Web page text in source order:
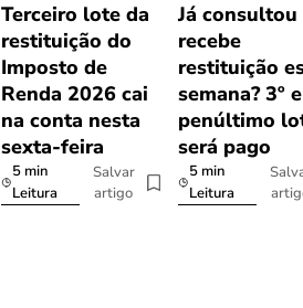
Terceiro lote da
restituição do
Imposto de
Renda 2026 cai
na conta nesta
sexta-feira
5 min
Leitura
Salvar
artigo
Já consultou
recebe
restituição
semana? 3º e
penúltimo
será pago
5 min
Leitura